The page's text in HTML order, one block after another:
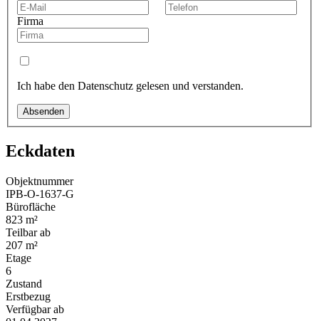
Firma
Ich habe den Datenschutz gelesen und verstanden.
Absenden
Eckdaten
Objektnummer
IPB-O-1637-G
Bürofläche
823 m²
Teilbar ab
207 m²
Etage
6
Zustand
Erstbezug
Verfügbar ab